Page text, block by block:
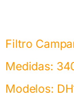
Filtro
Medidas:
Modelos: